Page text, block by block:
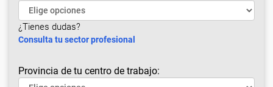
¿Tienes dudas?
Consulta tu sector profesional
Provincia de tu centro de trabajo: